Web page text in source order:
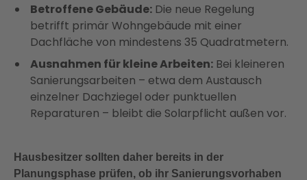
Betroffene Gebäude: Die neue Regelung
betrifft primär Wohngebäude mit einer
Dachfläche von mindestens 35 Quadratmetern.
Ausnahmen für kleine Arbeiten: Bei kleineren
Sanierungsarbeiten – etwa dem Austausch
einzelner Dachziegel oder punktuellen
Reparaturen – bleibt die Solarpflicht außen vor.
Hausbesitzer sollten daher bereits in der
Planungsphase prüfen, ob ihr Sanierungsvorhaben